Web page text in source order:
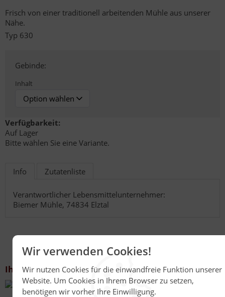
Wir verwenden Cookies!
Wir nutzen Cookies für die einwandfreie Funktion unserer
Website. Um Cookies in Ihrem Browser zu setzen,
benötigen wir vorher Ihre Einwilligung.
Frisch von einer traditionell arbeitenden Mühle aus unserer
Nähe.
Typ 630
Gebinde:
Inhalt
Verfügbarkeit:
Auf Lager
Bitte wählen Sie eine Variante.
Info Zutatenliste
Verantwortlicher Lebensmittelunternehmer:
Biemer Mühle, 74834 Elztal
Ihr Kontakt zu uns